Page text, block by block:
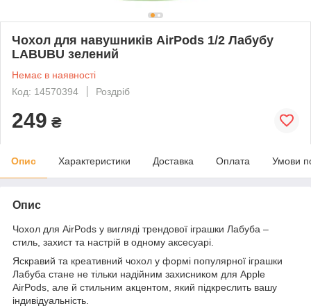
Чохол для навушників AirPods 1/2 Лабубу
LABUBU зелений
Немає в наявності
Код: 14570394
Роздріб
249 ₴
Опис Характеристики Доставка Оплата Умови
Опис
Чохол для AirPods у вигляді трендової іграшки Лабуба –
стиль, захист та настрій в одному аксесуарі.
Яскравий та креативний чохол у формі популярної іграшки
Лабуба стане не тільки надійним захисником для Apple
AirPods, але й стильним акцентом, який підкреслить вашу
індивідуальність.